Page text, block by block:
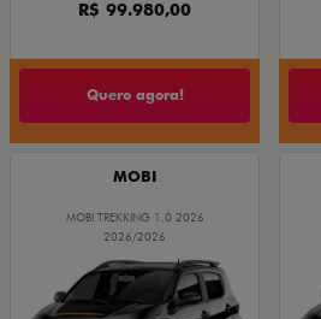
R$ 99.980,00
Quero agora!
MOBI
MOBI TREKKING 1.0 2026
2026/2026